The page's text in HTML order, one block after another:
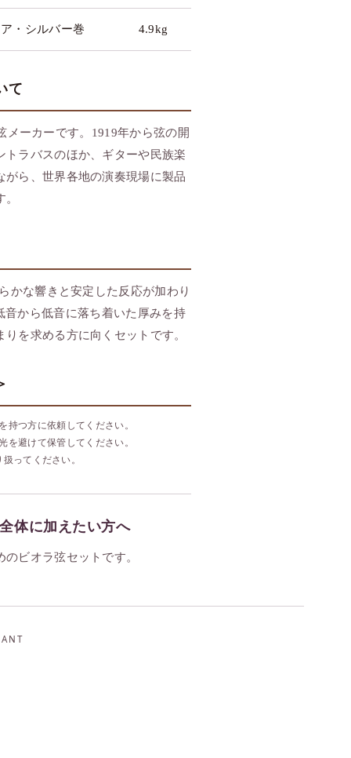
・シルバー巻 4.9kg
て
メーカーです。1919年から弦の開
ラバスのほか、ギターや民族楽
ら、世界各地の演奏現場に製品
かな響きと安定した反応が加わり
から低音に落ち着いた厚みを持
を求める方に向くセットです。
持つ方に依頼してください。
を避けて保管してください。
ってください。
体に加えたい方へ
ビオラ弦セットです。